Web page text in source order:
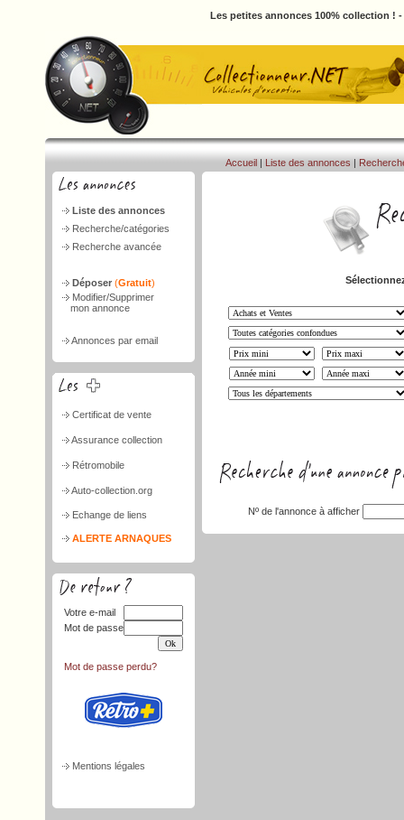
Les petites annonces 100% collection !
Liste des annonces
Recherche/catégories
Recherche avancée
Déposer (Gratuit)
Modifier/Supprimer
mon annonce
Annonces par email
Certificat de vente
Assurance collection
Rétromobile
Auto-collection.org
Echange de liens
ALERTE ARNAQUES
Votre e-mail
Mot de passe
Mot de passe perdu?
Mentions légales
Accueil | Liste des annonces |
Nº de l'annonce à afficher